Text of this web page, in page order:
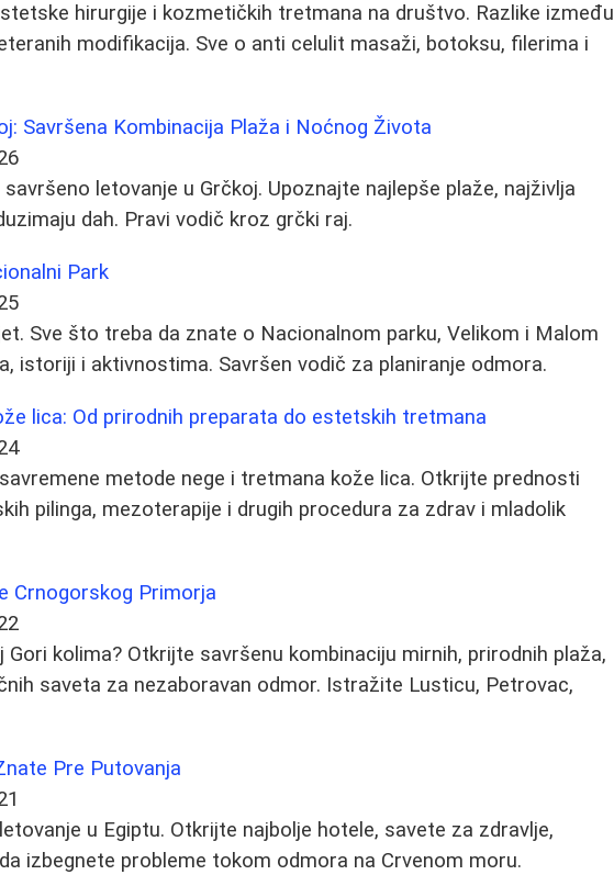
hirurgije i kozmetičkih tretmana na društvo. Razlike između
modifikacija. Sve o anti celulit masaži, botoksu, filerima i
Savršena Kombinacija Plaža i Noćnog Života
letovanje u Grčkoj. Upoznajte najlepše plaže, najživlja
dah. Pravi vodič kroz grčki raj.
Park
Sve što treba da znate o Nacionalnom parku, Velikom i Malom
istoriji i aktivnostima. Savršen vodič za planiranje odmora.
lica: Od prirodnih preparata do estetskih tretmana
metode nege i tretmana kože lica. Otkrijte prednosti
pilinga, mezoterapije i drugih procedura za zdrav i mladolik
Crnogorskog Primorja
Gori kolima? Otkrijte savršenu kombinaciju mirnih, prirodnih plaža,
saveta za nezaboravan odmor. Istražite Lusticu, Petrovac,
Pre Putovanja
u Egiptu. Otkrijte najbolje hotele, savete za zdravlje,
izbegnete probleme tokom odmora na Crvenom moru.